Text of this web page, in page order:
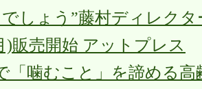
しょう”藤村ディレク
)販売開始 アットプレス
「噛むこと」を諦める